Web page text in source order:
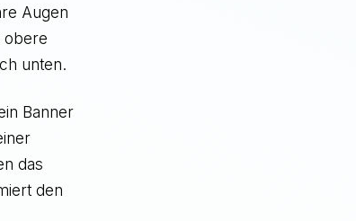
Augen
obere
unten.
Banner
das
den